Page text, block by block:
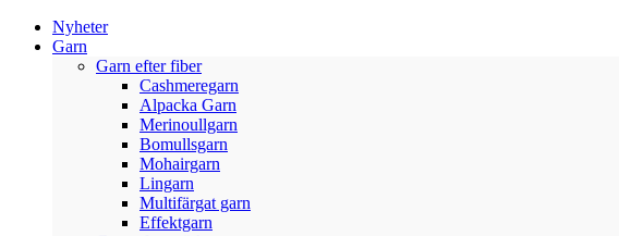
Nyheter
Garn
Garn efter fiber
Cashmeregarn
Alpacka Garn
Merinoullgarn
Bomullsgarn
Mohairgarn
Lingarn
Multifärgat garn
Effektgarn